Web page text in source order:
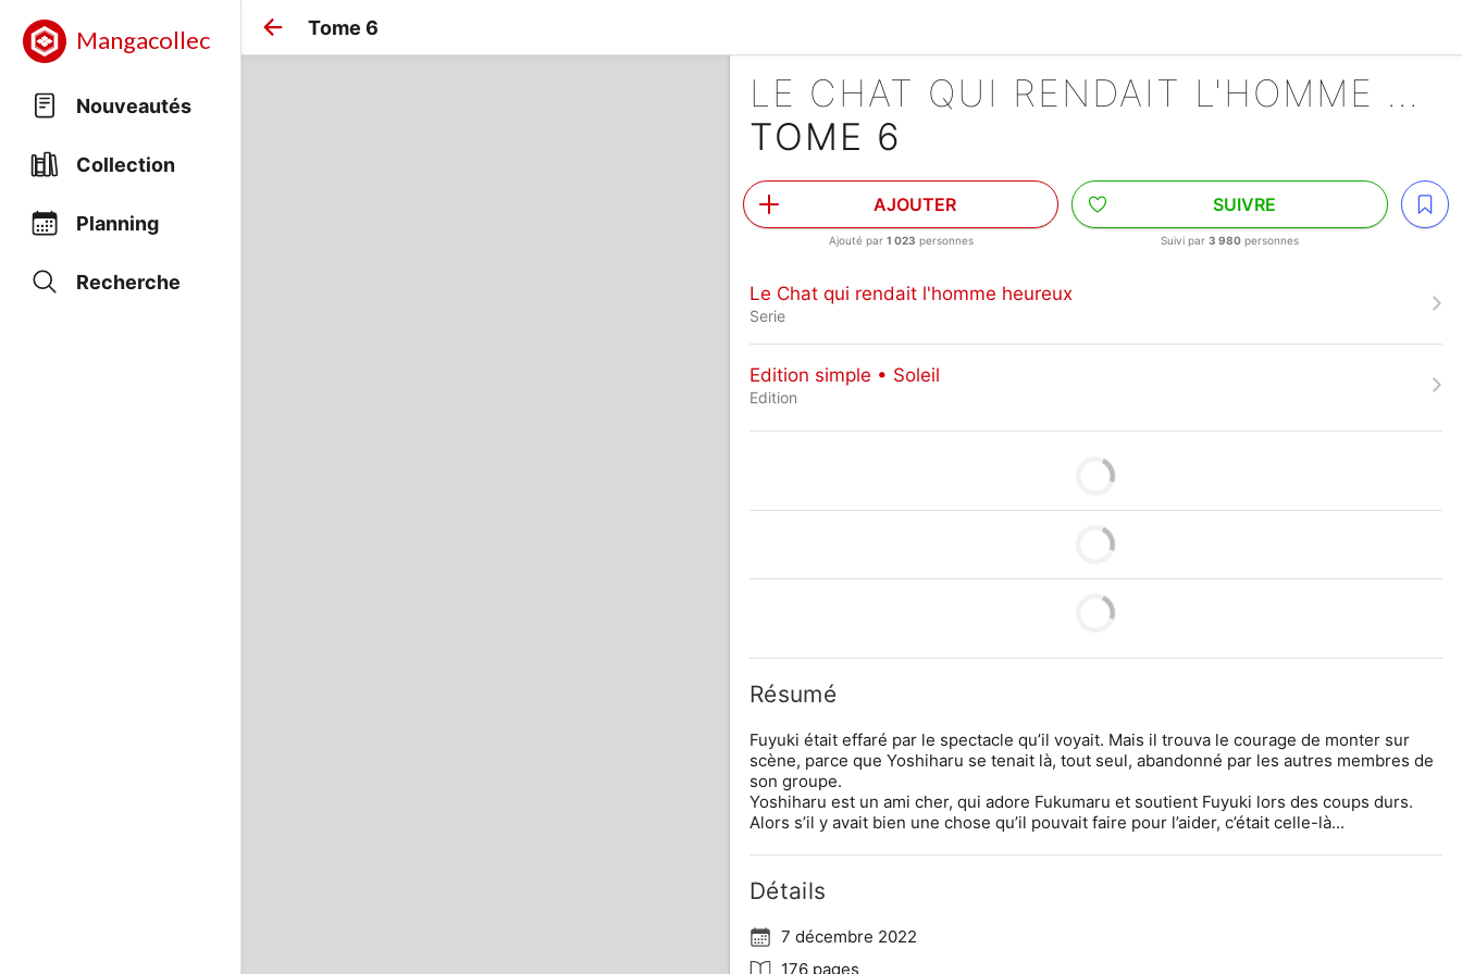
Mangacollec
Nouveautés
Collection
Planning
Recherche
Tome 6
LE CHAT QUI RENDAIT L'HOMME HEUREUX
TOME 6
AJOUTER
Ajouté par 1 023 personnes
SUIVRE
Suivi par3 980 personnes
Le Chat qui rendait l'homme heureux
Serie
Edition simple • Soleil
Edition
Résumé
Fuyuki était effaré par le spectacle qu’il voyait. Mais il trouva le courage de monter sur
scène, parce que Yoshiharu se tenait là, tout seul, abandonné par les autres membres de
son groupe.
Yoshiharu est un ami cher, qui adore Fukumaru et soutient Fuyuki lors des coups durs.
Alors s’il y avait bien une chose qu’il pouvait faire pour l’aider, c’était celle-là...
Détails
7 décembre 2022
176 pages